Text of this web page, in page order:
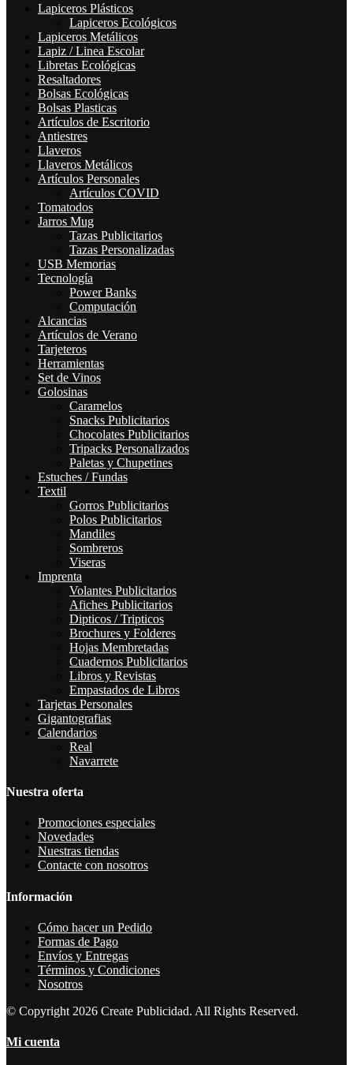
Lapiceros Plásticos
Lapiceros Ecológicos
Lapiceros Metálicos
Lapiz / Linea Escolar
Libretas Ecológicas
Resaltadores
Bolsas Ecológicas
Bolsas Plasticas
Artículos de Escritorio
Antiestres
Llaveros
Llaveros Metálicos
Artículos Personales
Artículos COVID
Tomatodos
Jarros Mug
Tazas Publicitarios
Tazas Personalizadas
USB Memorias
Tecnología
Power Banks
Computación
Alcancias
Artículos de Verano
Tarjeteros
Herramientas
Set de Vinos
Golosinas
Caramelos
Snacks Publicitarios
Chocolates Publicitarios
Tripacks Personalizados
Paletas y Chupetines
Estuches / Fundas
Textil
Gorros Publicitarios
Polos Publicitarios
Mandiles
Sombreros
Viseras
Imprenta
Volantes Publicitarios
Afiches Publicitarios
Dipticos / Tripticos
Brochures y Folderes
Hojas Membretadas
Cuadernos Publicitarios
Libros y Revistas
Empastados de Libros
Tarjetas Personales
Gigantografias
Calendarios
Real
Navarrete
Nuestra oferta
Promociones especiales
Novedades
Nuestras tiendas
Contacte con nosotros
Información
Cómo hacer un Pedido
Formas de Pago
Envíos y Entregas
Términos y Condiciones
Nosotros
© Copyright 2026 Create Publicidad. All Rights Reserved.
Mi cuenta